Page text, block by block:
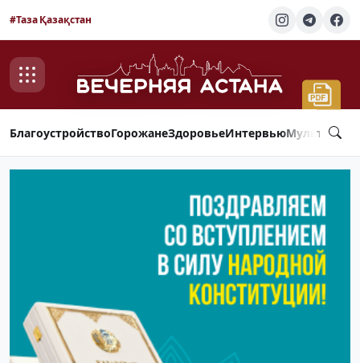
#Таза Қазақстан
БлагоустройствоГорожанеЗдоровьеИнтервью